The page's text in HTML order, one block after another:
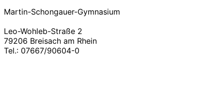
Martin-Schongauer-Gymnasium
Leo-Wohleb-Straße 2
79206 Breisach am Rhein
Tel.: 07667/90604-0